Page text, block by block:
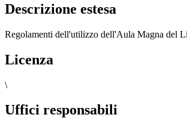
Descrizione estesa
Regolamenti dell'utilizzo dell'Aula Magna del
Licenza
\
Uffici responsabili